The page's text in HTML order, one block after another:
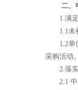
二、
1.满
1.1未
1.2
采购活动。
2.落
2.1